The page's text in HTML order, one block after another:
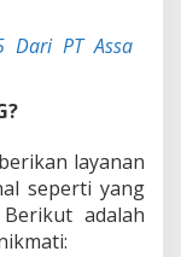
Dari PT Assa
layanan
seperti yang
Berikut adalah